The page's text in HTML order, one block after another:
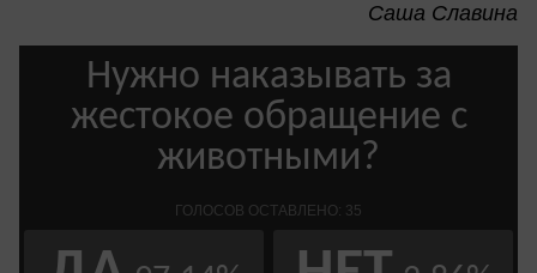
Саша Славина